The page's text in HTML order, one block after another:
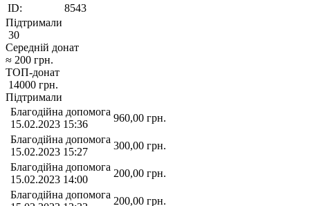
ID:
8543
Підтримали
30
Середній донат
≈ 200 грн.
ТОП-донат
14000 грн.
Підтримали
Благодійна допомога
15.02.2023 15:36
960,00 грн.
Благодійна допомога
15.02.2023 15:27
300,00 грн.
Благодійна допомога
15.02.2023 14:00
200,00 грн.
Благодійна допомога
200,00 грн.